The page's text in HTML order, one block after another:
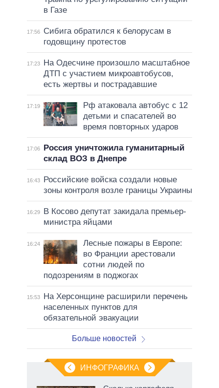
в Газе
17:56
Сибига обратился к белорусам в
годовщину протестов
17:23
На Одесчине произошло масштабное
ДТП с участием микроавтобусов,
есть жертвы и пострадавшие
17:19
Рф атаковала автобус с 12
детьми и спасателей во
время повторных ударов
17:06
Россия уничтожила гуманитарный
склад ВОЗ в Днепре
16:43
Российские войска создали новые
зоны контроля возле границы Украины
16:29
В Косово депутат закидала премьер-
министра яйцами
16:24
Лесные пожары в Европе:
во Франции арестовали
сотни людей по
подозрениям в поджогах
15:53
На Херсонщине расширили перечень
населенных пунктов для
обязательной эвакуации
Больше новостей
ИНФОГРАФИКА